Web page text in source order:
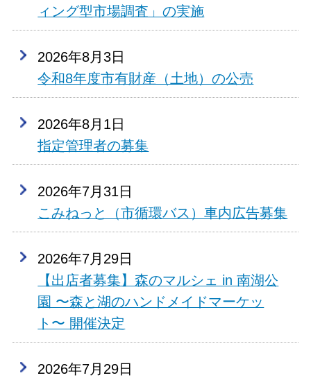
ィング型市場調査」の実施
2026年8月3日
令和8年度市有財産（土地）の公売
2026年8月1日
指定管理者の募集
2026年7月31日
こみねっと（市循環バス）車内広告募集
2026年7月29日
【出店者募集】森のマルシェ in 南湖公
園 〜森と湖のハンドメイドマーケッ
ト〜 開催決定
2026年7月29日